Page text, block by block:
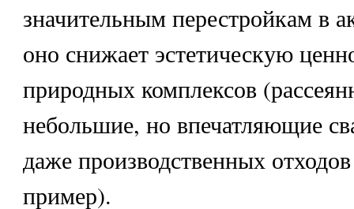
значительным перестройкам в
оно снижает эстетическую
природных комплексов
небольшие, но впечатляющие
даже производственных
пример).